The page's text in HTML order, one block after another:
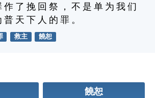
作 了 挽 回 祭 ， 不 是 单 为 我 们
天 下 人 的 罪 。
救主 饒恕
饒恕